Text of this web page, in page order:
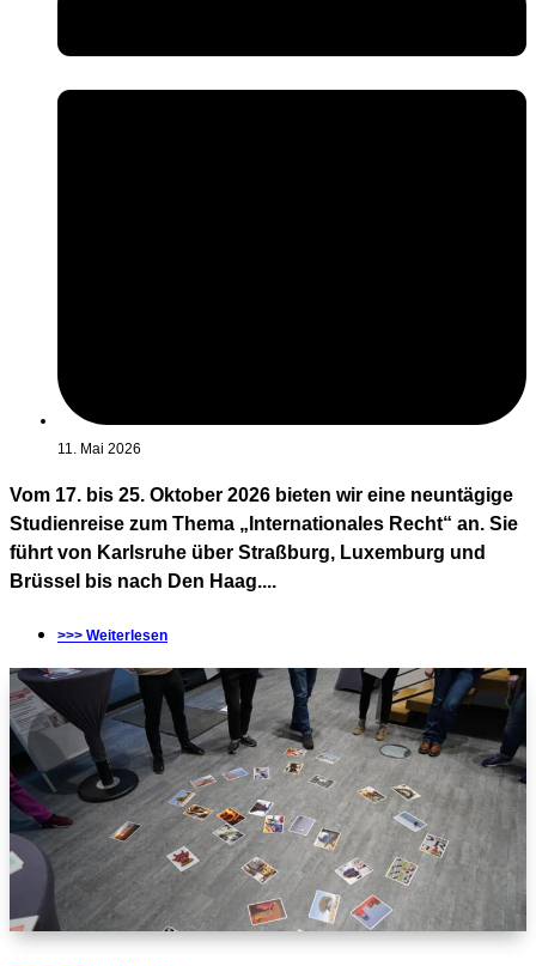
11. Mai 2026
Vom 17. bis 25. Oktober 2026 bieten wir eine neuntägige
Studienreise zum Thema „Internationales Recht“ an. Sie
führt von Karlsruhe über Straßburg, Luxemburg und
Brüssel bis nach Den Haag....
>>> Weiterlesen